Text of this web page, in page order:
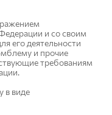
и со своим
его деятельности
и прочие
требованиям
в виде